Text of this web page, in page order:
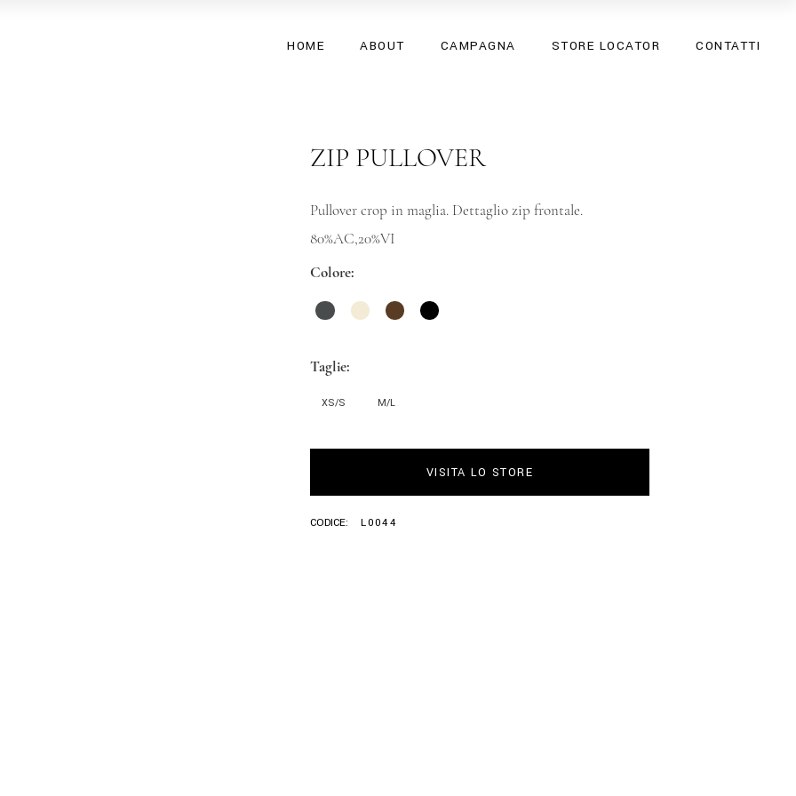
HOME ABOUT CAMPAGNA
SPRING SUMMER 25
STORE LOCATOR CONTATTI
ZIP PULLOVER
Pullover crop in maglia. Dettaglio zip frontale.
80%AC,20%VI
Colore
Taglie
XS/S M/L
VISITA LO STORE
CODICE: L0044